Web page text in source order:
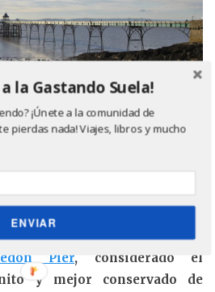
sí no tiene nada especial,
minutos). Y es que aquí se
Pier, considerado el
y mejor conservado de
la Gastando Suela!
¡Únete a la comunidad de
pierdas nada! Viajes, libros y mucho
ENVIAR